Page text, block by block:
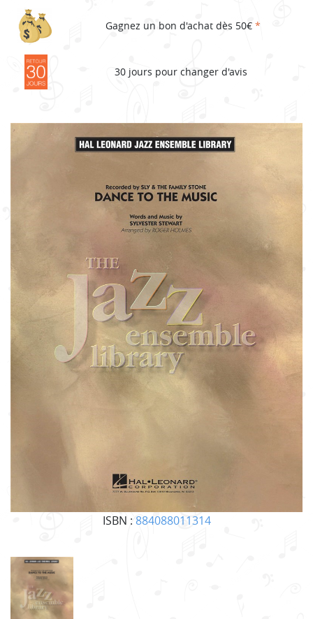
ISBN : 884088011314
Gagnez un bon d'achat dès 50€ *
30 jours pour changer d'avis